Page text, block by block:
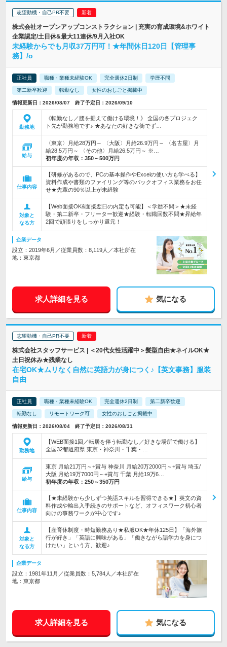
志望動機・自己PR不要
株式会社オープンアップコンストラクション | 充実の育成環境&ホワイト
企業認定/土日休&最大11連休/9月入社OK
未経験からでも月収37万円可！★年間休日120日【管理事
務】/o
正社員 職種・業種未経験OK 完全週休2日制 学歴不問
第二新卒歓迎 転勤なし 女性のおしごと掲載中
情報更新日：2026/08/07 終了予定日：2026/09/10
勤務地
《転勤なし／腰を据えて働ける環境！》 全国の各プロジェク
ト先が勤務地です♪ ★あなたの好きな街でず…
給与
〈東京〉月給28万円～ 〈大阪〉月給26.9万円～ 〈名古屋〉月
給28.5万円～ 〈その他〉月給26.5万円～ ※…
初年度の年収： 350～500万円
仕事内容
【研修があるので、PCの基本操作やExcelの使い方も学べる】
資料作成や書類のファイリング等のバックオフィス業務をお任
せ★先輩の90％以上が未経験
対象と
なる方
【Web面接OK&面接翌日の内定も可能】＜学歴不問＞★未経
験・第二新卒・フリーター歓迎★経験・転職回数不問★昇給年
2回で頑張りをしっかり還元！
企業データ
設立：2019年6月／従業員数：8,119人／本社所在
地：東京都
求人詳細を見る 気になる
志望動機・自己PR不要
株式会社スタッフサービス | ＜20代女性活躍中＞髪型自由★ネイルOK★
土日祝休み★残業なし
在宅OK★ムリなく自然に英語力が身につく♪【英文事務】服装
自由
正社員 職種・業種未経験OK 完全週休2日制 第二新卒歓迎
転勤なし リモートワーク可 女性のおしごと掲載中
情報更新日：2026/08/04 終了予定日：2026/08/31
勤務地
【WEB面接1回／転居を伴う転勤なし／好きな場所で働ける】
全国32都道府県 東京・神奈川・千葉・…
給与
東京 月給21万円～+賞与 神奈川 月給20万2000円～+賞与 埼玉/
大阪 月給19万7000円～+賞与 千葉 月給19万6…
初年度の年収： 250～350万円
仕事内容
【★未経験から少しずつ英語スキルを習得できる★】英文の資
料作成や輸出入手続きのサポートなど、オフィスワーク初心者
向けの事務ワークが中心です♪
対象と
なる方
【産育休制度・時短勤務あり★私服OK★年休125日】「海外旅
行が好き」「英語に興味がある」「働きながら語学力を身につ
けたい」という方、歓迎♪
企業データ
設立：1981年11月／従業員数：5,784人／本社所在
地：東京都
求人詳細を見る 気になる